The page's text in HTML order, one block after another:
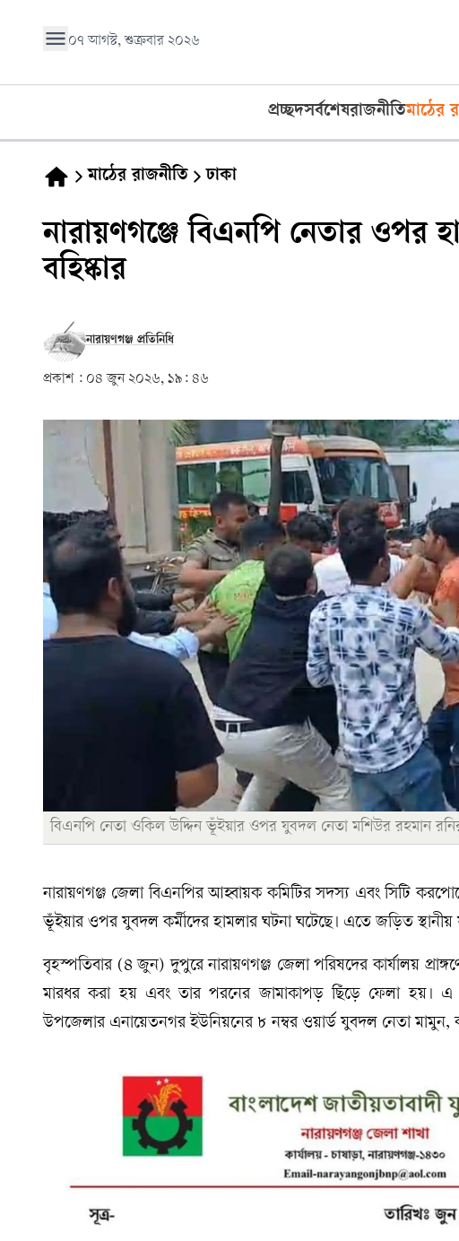
০৭ আগস্ট, শুক্রবার ২০২৬
প্রচ্ছদসর্বশেষরাজনীতিমাঠের
মাঠের রাজনীতি ঢাকা
নারায়ণগঞ্জে বিএনপি নেতার ওপর
বহিষ্কার
নারায়ণগঞ্জ প্রতিনিধি
প্রকাশ : ০৪ জুন ২০২৬, ১৯: ৪৬
বিএনপি নেতা ওকিল উদ্দিন ভূঁইয়ার ওপর যুবদল নেতা মশিউর রহমান
নারায়ণগঞ্জ জেলা বিএনপির আহ্বায়ক কমিটির সদস্য এবং সিটি
ভূঁইয়ার ওপর যুবদল কর্মীদের হামলার ঘটনা ঘটেছে। এতে জড়িত স্থানীয়
বৃহস্পতিবার (৪ জুন) দুপুরে নারায়ণগঞ্জ জেলা পরিষদের কার্যালয়
মারধর করা হয় এবং তার পরনের জামাকাপড় ছিঁড়ে ফেলা হয়।
উপজেলার এনায়েতনগর ইউনিয়নের ৮ নম্বর ওয়ার্ড যুবদল নেতা মামুন,